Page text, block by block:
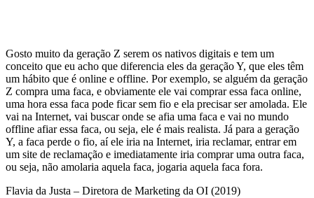
Gosto muito da geração Z serem os nativos digitais e tem um
conceito que eu acho que diferencia eles da geração Y, que eles têm
um hábito que é online e offline. Por exemplo, se alguém da geração
Z compra uma faca, e obviamente ele vai comprar essa faca online,
uma hora essa faca pode ficar sem fio e ela precisar ser amolada. Ele
vai na Internet, vai buscar onde se afia uma faca e vai no mundo
offline afiar essa faca, ou seja, ele é mais realista. Já para a geração
Y, a faca perde o fio, aí ele iria na Internet, iria reclamar, entrar em
um site de reclamação e imediatamente iria comprar uma outra faca,
ou seja, não amolaria aquela faca, jogaria aquela faca fora.
Flavia da Justa – Diretora de Marketing da OI (2019)